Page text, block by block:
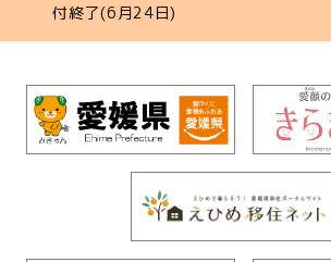
付終了(6月24日)